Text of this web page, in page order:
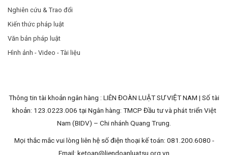
Nghiên cứu & Trao đổi
Kiến thức pháp luật
Văn bản pháp luật
Hình ảnh - Video - Tài liệu
Thông tin tài khoản ngân hàng : LIÊN ĐOÀN LUẬT SƯ VIỆT NAM | Số tài
khoản: 123.0223.006 tại Ngân hàng: TMCP Đầu tư và phát triển Việt
Nam (BIDV) – Chi nhánh Quang Trung.
Mọi thắc mắc vui lòng liên hệ số điện thoại kế toán: 081.200.6080 -
Email: ketoan@liendoanluatsu.org.vn